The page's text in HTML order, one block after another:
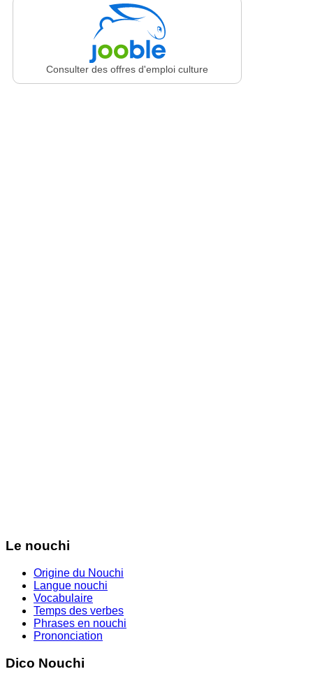
Consulter des offres d'emploi culture
Le nouchi
Origine du Nouchi
Langue nouchi
Vocabulaire
Temps des verbes
Phrases en nouchi
Prononciation
Dico Nouchi